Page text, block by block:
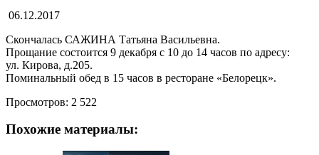
06.12.2017
Скончалась САЖИНА Татьяна Васильевна.
Прощание состоится 9 декабря с 10 до 14 часов по адресу:
ул. Кирова, д.205.
Поминальный обед в 15 часов в ресторане «Белорецк».
Просмотров: 2 522
Похожие материалы: